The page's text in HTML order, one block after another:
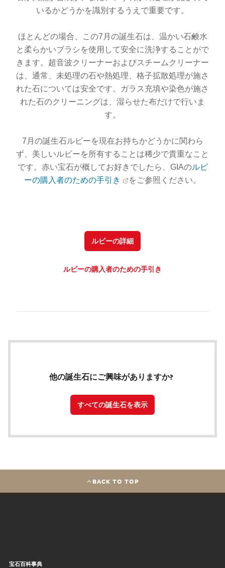
いるかどうかを識別するうえで重要です。
ほとんどの場合、この7月の誕生石は、温かい石鹸水
と柔らかいブラシを使用して安全に洗浄することがで
きます。超音波クリーナーおよびスチームクリーナー
は、通常、未処理の石や熱処理、格子拡散処理が施さ
れた石については安全です。ガラス充填や染色が施さ
れた石のクリーニングは、湿らせた布だけで行いま
す。
7月の誕生石ルビーを現在お持ちかどうかに関わら
ず、美しいルビーを所有することは稀少で貴重なこと
です。赤い宝石が概してお好きでしたら、GIAのルビ
ーの購入者のための手引き
をご参照ください。
ルビーの詳細
ルビーの購入者のための手引き
他の誕生石にご興味がありますか?
すべての誕生石を表示
BACK TO TOP
宝石百科事典